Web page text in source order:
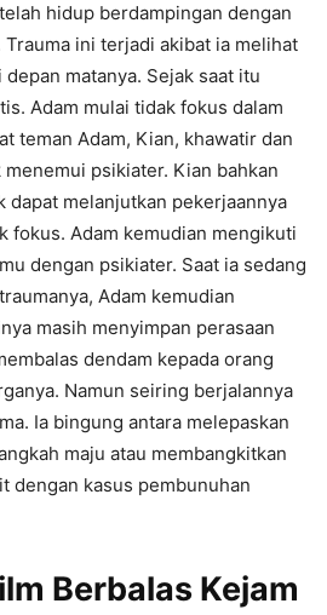
hidup berdampingan dengan
ini terjadi akibat ia melihat
matanya. Sejak saat itu
Adam mulai tidak fokus dalam
teman Adam, Kian, khawatir dan
psikiater. Kian bahkan
dapat melanjutkan pekerjaannya
fokus. Adam kemudian mengikuti
dengan psikiater. Saat ia sedang
Adam kemudian
masih menyimpan perasaan
dendam kepada orang
Namun seiring berjalannya
Ia bingung antara melepaskan
maju atau membangkitkan
dengan kasus pembunuhan
Berbalas Kejam